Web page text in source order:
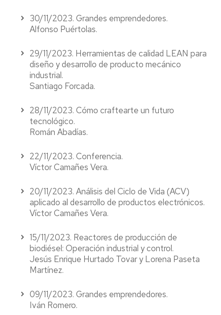
30/11/2023. Grandes emprendedores.
Alfonso Puértolas.
29/11/2023. Herramientas de calidad LEAN para
diseño y desarrollo de producto mecánico
industrial.
Santiago Forcada.
28/11/2023. Cómo craftearte un futuro
tecnológico.
Román Abadías.
22/11/2023. Conferencia.
Víctor Camañes Vera.
20/11/2023. Análisis del Ciclo de Vida (ACV)
aplicado al desarrollo de productos electrónicos.
Víctor Camañes Vera.
15/11/2023. Reactores de producción de
biodiésel: Operación industrial y control.
Jesús Enrique Hurtado Tovar y Lorena Paseta
Martínez.
09/11/2023. Grandes emprendedores.
Iván Romero.